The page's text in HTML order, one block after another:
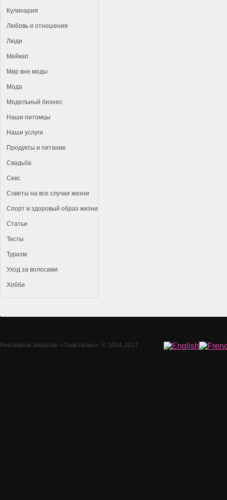
Кулинария
Любовь и отношения
Люди
Мейкап
Мир вне моды
Мода
Модельный бизнес
Наши питомцы
Наши услуги
Продукты и питание
Свадьба
Секс
Советы на все случаи жизни
Спорт и здоровый образ жизни
Статьи
Тесты
Туризм
Уход за волосами
Хобби
Рекламное агенство «Пластилин». © 2004-2017